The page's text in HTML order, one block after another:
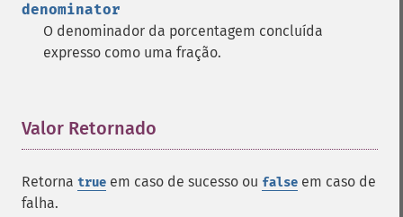
denominator
O denominador da porcentagem concluída
expresso como uma fração.
Valor Retornado
Retorna true em caso de sucesso ou false em caso de
falha.